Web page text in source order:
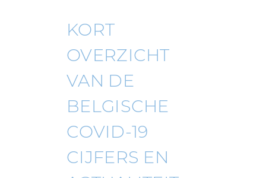
KORT
OVERZICHT
VAN DE
BELGISCHE
COVID-19
CIJFERS EN